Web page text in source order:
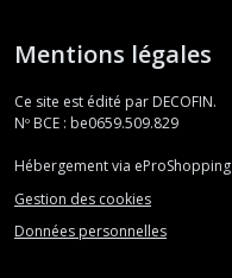
Mentions légales
Ce site est édité par DECOFIN.
Nº BCE : be0659.509.829
Hébergement via eProShopping
Gestion des cookies
Données personnelles